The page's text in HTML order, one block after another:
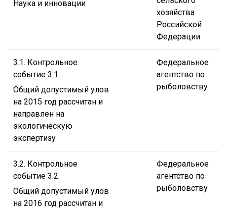
Наука и инновации
хозяйства
Российской
Федерации
3.1. Контрольное
событие 3.1.
Общий допустимый улов
на 2015 год рассчитан и
направлен на
экологическую
экспертизу
Федеральное
агентство по
рыболовству
3.2. Контрольное
событие 3.2.
Общий допустимый улов
на 2016 год рассчитан и
Федеральное
агентство по
рыболовству